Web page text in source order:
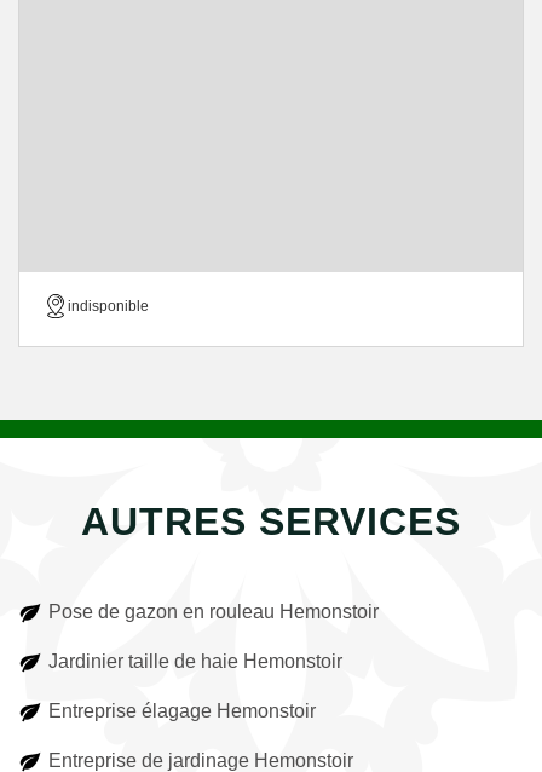
indisponible
AUTRES SERVICES
Pose de gazon en rouleau Hemonstoir
Jardinier taille de haie Hemonstoir
Entreprise élagage Hemonstoir
Entreprise de jardinage Hemonstoir